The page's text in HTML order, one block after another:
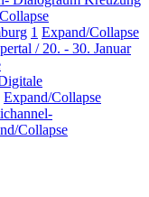
1 Expand/Collapse
/ 20. - 30. Januar
Expand/Collapse
Collapse